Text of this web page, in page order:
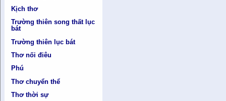
Kịch thơ
Trường thiên song thất lục
bát
Trường thiên lục bát
Thơ nối điêu
Phú
Thơ chuyển thể
Thơ thời sự